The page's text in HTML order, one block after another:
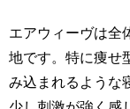
エアウィーヴは全
地です。特に痩せ
み込まれるような